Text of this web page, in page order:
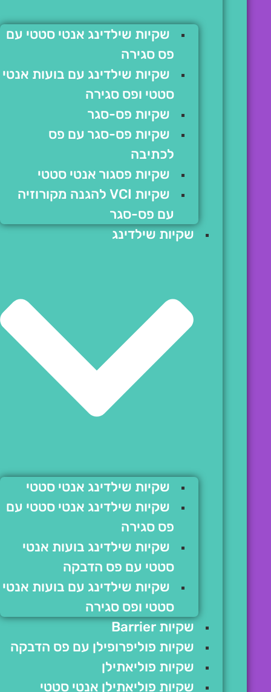
שקיות שילדינג אנטי סטטי עם
פס סגירה
שקיות שילדינג עם בועות אנטי
סטטי ופס סגירה
שקיות פס-סגר
שקיות פס-סגר עם פס
לכתיבה
שקיות פסגור אנטי סטטי
שקיות VCI להגנה מקורוזיה
עם פס-סגר
שקיות שילדינג
שקיות שילדינג אנטי סטטי
שקיות שילדינג אנטי סטטי עם
פס סגירה
שקיות שילדינג בועות אנטי
סטטי עם פס הדבקה
שקיות שילדינג עם בועות אנטי
סטטי ופס סגירה
שקיות Barrier
שקיות פוליפרופילן עם פס הדבקה
שקיות פוליאתילן
שקיות פוליאתילן אנטי סטטי